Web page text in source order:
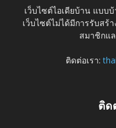
เว็บไซต์ไอเดียบ้าน แบ
เว็บไซต์ไม่ได้มีการรับสร้
สมาชิกแ
ติดต่อเรา:
ติด